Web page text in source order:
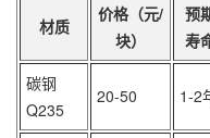
材质
价格（元/
块）
预
寿
碳钢
Q235
20-50 1-2